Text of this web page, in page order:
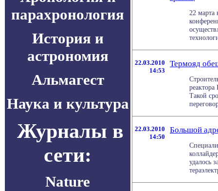
парахронология
История и
астрономия
Альмагест
Наука и культура
Журналы в
сети:
Nature
22
22.03.2010
14:53
Термояд
Такой
22.03.2010
14:50
Большой
удалось